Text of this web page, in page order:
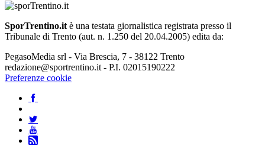
SporTrentino.it è una testata giornalistica registrata presso il
Tribunale di Trento (aut. n. 1.250 del 20.04.2005) edita da:
PegasoMedia srl - Via Brescia, 7 - 38122 Trento
redazione@sportrentino.it - P.I. 02015190222
Preferenze cookie